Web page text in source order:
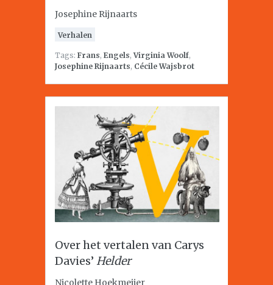
Josephine Rijnaarts
Verhalen
Tags: Frans, Engels,Virginia Woolf,
Josephine Rijnaarts, Cécile Wajsbrot
Over het vertalen van Carys
Davies’ Helder
Nicolette Hoekmeijer